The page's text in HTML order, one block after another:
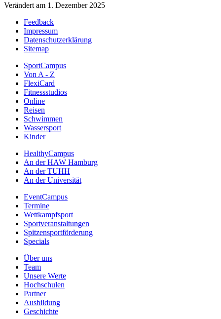
Verändert am 1. Dezember 2025
Feedback
Impressum
Datenschutzerklärung
Sitemap
SportCampus
Von A - Z
FlexiCard
Fitnessstudios
Online
Reisen
Schwimmen
Wassersport
Kinder
HealthyCampus
An der HAW Hamburg
An der TUHH
An der Universität
EventCampus
Termine
Wettkampfsport
Sportveranstaltungen
Spitzensportförderung
Specials
Über uns
Team
Unsere Werte
Hochschulen
Partner
Ausbildung
Geschichte